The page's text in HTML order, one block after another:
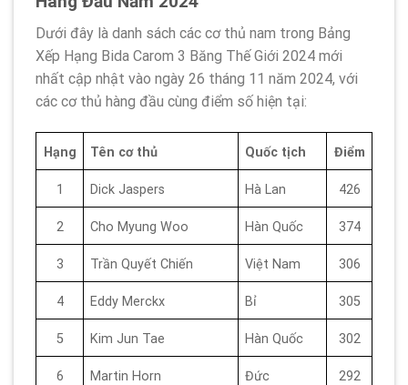
Dưới đây là danh sách các cơ thủ nam trong Bảng
Xếp Hạng Bida Carom 3 Băng Thế Giới 2024 mới
nhất cập nhật vào ngày 26 tháng 11 năm 2024, với
các cơ thủ hàng đầu cùng điểm số hiện tại:
Hạng Tên cơ thủ Quốc tịch Điểm
1 Dick Jaspers Hà Lan 426
2 Cho Myung Woo Hàn Quốc 374
3 Trần Quyết Chiến Việt Nam 306
4 Eddy Merckx Bỉ 305
5 Kim Jun Tae Hàn Quốc 302
6 Martin Horn Đức 292